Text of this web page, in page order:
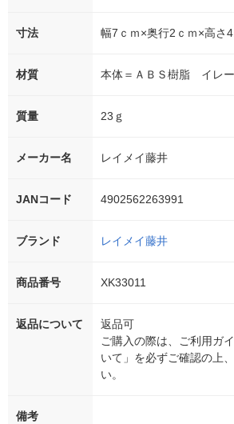
寸法 幅7ｃｍ×奥行2ｃｍ×高さ
材質 本体＝ＡＢＳ樹脂 イレ
質量 23ｇ
メーカー名 レイメイ藤井
JANコード 4902562263991
ブランド レイメイ藤井
商品番号 XK33011
返品について
返品可
ご購入の際は、ご利用ガ
いて」を必ずご確認の上
い。
備考